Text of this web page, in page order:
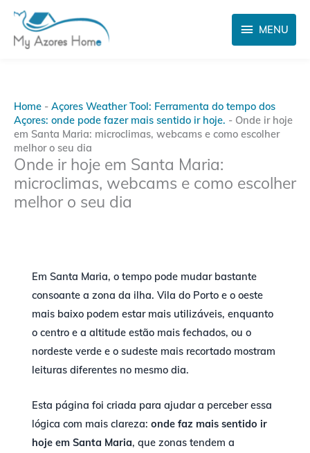
Skip
content
MENU
MENU
Home - Açores Weather Tool: Ferramenta do tempo dos
Açores: onde pode fazer mais sentido ir hoje. - Onde ir hoje
em Santa Maria: microclimas, webcams e como escolher
melhor o seu dia
Onde ir hoje em Santa Maria:
microclimas, webcams e como escolher
melhor o seu dia
Em Santa Maria, o tempo pode mudar bastante
consoante a zona da ilha. Vila do Porto e o oeste
mais baixo podem estar mais utilizáveis, enquanto
o centro e a altitude estão mais fechados, ou o
nordeste verde e o sudeste mais recortado mostram
leituras diferentes no mesmo dia.
Esta página foi criada para ajudar a perceber essa
lógica com mais clareza: onde faz mais sentido ir
hoje em Santa Maria, que zonas tendem a